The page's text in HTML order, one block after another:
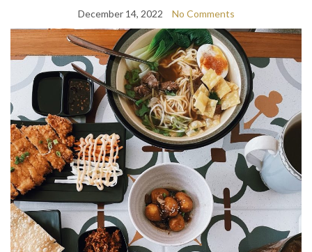
December 14, 2022 No Comments